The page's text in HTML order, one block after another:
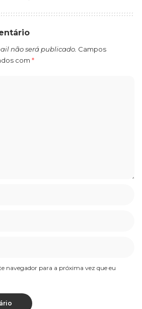
não será publicado. Campos
com *
navegador para a próxima vez que eu